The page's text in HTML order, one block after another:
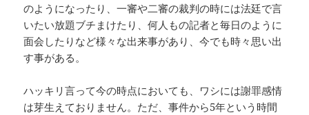
のようになったり、一審や二審の裁判の時には法廷で言
いたい放題ブチまけたり、何人もの記者と毎日のように
面会したりなど様々な出来事があり、今でも時々思い出
す事がある。
ハッキリ言って今の時点においても、ワシには謝罪感情
は芽生えておりません。ただ、事件から5年という時間